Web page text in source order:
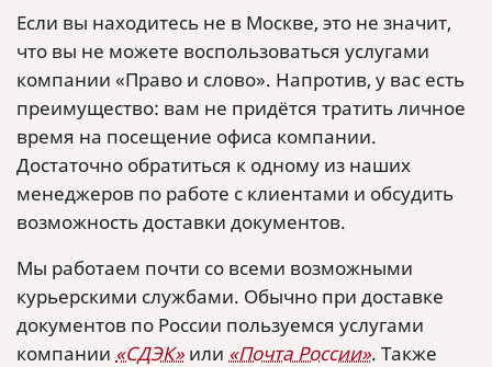
Если вы находитесь не в Москве, это не значит,
что вы не можете воспользоваться услугами
компании «Право и слово». Напротив, у вас есть
преимущество: вам не придётся тратить личное
время на посещение офиса компании.
Достаточно обратиться к одному из наших
менеджеров по работе с клиентами и обсудить
возможность доставки документов.
Мы работаем почти со всеми возможными
курьерскими службами. Обычно при доставке
документов по России пользуемся услугами
компании «СДЭК» или «Почта России». Также